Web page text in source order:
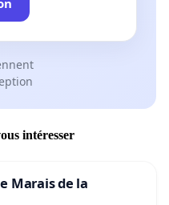
intéresser
Marais de la